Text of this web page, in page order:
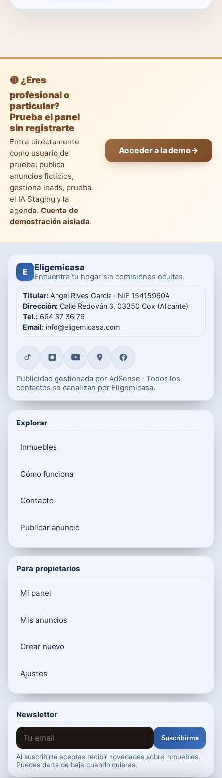
🟡 ¿Eres
profesional o
particular?
Prueba el panel
sin registrarte
Entra directamente
como usuario de
prueba: publica
anuncios ficticios,
gestiona leads, prueba
el IA Staging y la
agenda. Cuenta de
demostración aislada.
Acceder a la demo→
E Eligemicasa
Encuentra tu hogar sin comisiones ocultas.
Titular: Angel Rives Garcia · NIF 15415960A
Dirección: Calle Redován 3, 03350 Cox (Alicante)
Tel.: 664 37 36 76
Email: info@eligemicasa.com
Publicidad gestionada por AdSense · Todos los
contactos se canalizan por Eligemicasa.
Explorar
Inmuebles
Cómo funciona
Contacto
Publicar anuncio
Para propietarios
Mi panel
Mis anuncios
Crear nuevo
Ajustes
Newsletter
Suscribirme
Al suscribirte aceptas recibir novedades sobre inmuebles.
Puedes darte de baja cuando quieras.